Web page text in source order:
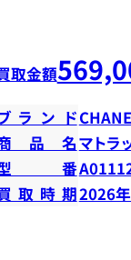
取金額
ランド
品名マトラ
番
取時期2026